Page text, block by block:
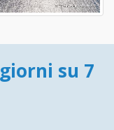
su 7